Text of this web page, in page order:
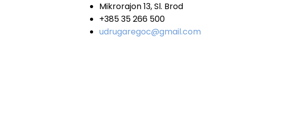
Mikrorajon 13, Sl. Brod
+385 35 266 500
udrugaregoc@gmail.com